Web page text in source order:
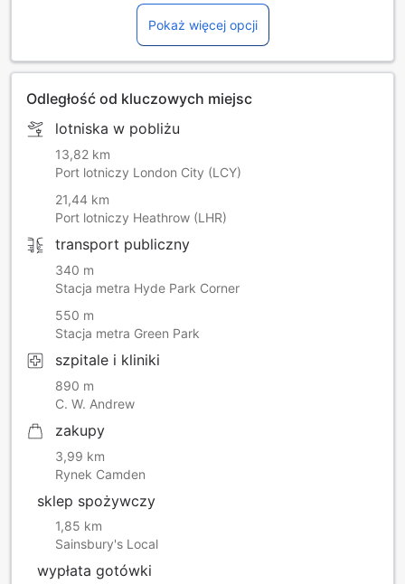
Pokaż więcej opcji
Odległość od kluczowych miejsc
lotniska w pobliżu
13,82 km
Port lotniczy London City (LCY)
21,44 km
Port lotniczy Heathrow (LHR)
transport publiczny
340 m
Stacja metra Hyde Park Corner
550 m
Stacja metra Green Park
szpitale i kliniki
890 m
C. W. Andrew
zakupy
3,99 km
Rynek Camden
sklep spożywczy
1,85 km
Sainsbury's Local
wypłata gotówki